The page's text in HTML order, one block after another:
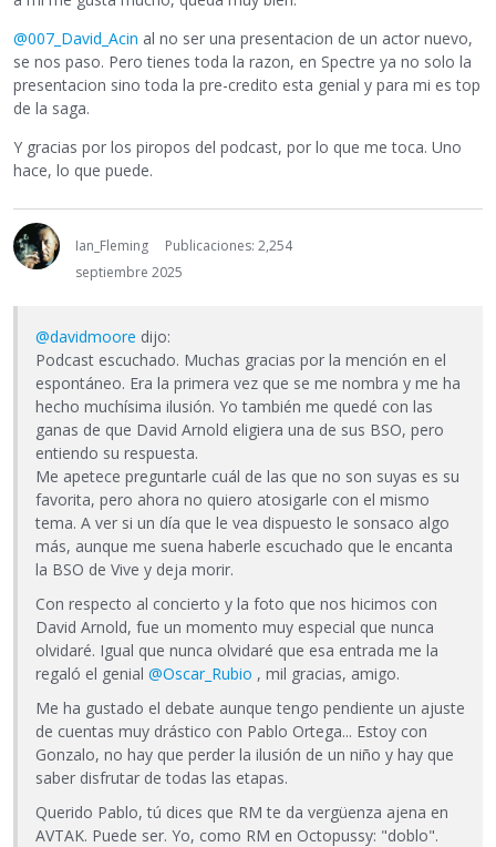
@007_David_Acin al no ser una presentacion de un actor nuevo,
se nos paso. Pero tienes toda la razon, en Spectre ya no solo la
presentacion sino toda la pre-credito esta genial y para mi es top
de la saga.
Y gracias por los piropos del podcast, por lo que me toca. Uno
hace, lo que puede.
Ian_Fleming
Publicaciones: 2,254
septiembre 2025
@davidmoore dijo:
Podcast escuchado. Muchas gracias por la mención en el
espontáneo. Era la primera vez que se me nombra y me ha
hecho muchísima ilusión. Yo también me quedé con las
ganas de que David Arnold eligiera una de sus BSO, pero
entiendo su respuesta.
Me apetece preguntarle cuál de las que no son suyas es su
favorita, pero ahora no quiero atosigarle con el mismo
tema. A ver si un día que le vea dispuesto le sonsaco algo
más, aunque me suena haberle escuchado que le encanta
la BSO de Vive y deja morir.
Con respecto al concierto y la foto que nos hicimos con
David Arnold, fue un momento muy especial que nunca
olvidaré. Igual que nunca olvidaré que esa entrada me la
regaló el genial @Oscar_Rubio , mil gracias, amigo.
Me ha gustado el debate aunque tengo pendiente un ajuste
de cuentas muy drástico con Pablo Ortega... Estoy con
Gonzalo, no hay que perder la ilusión de un niño y hay que
saber disfrutar de todas las etapas.
Querido Pablo, tú dices que RM te da vergüenza ajena en
AVTAK. Puede ser. Yo, como RM en Octopussy: "doblo".